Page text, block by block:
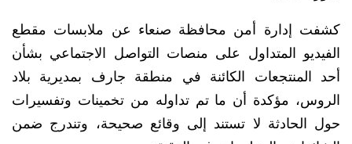
كشفت إدارة أمن محافظة صنعاء عن ملابسات مقطع
الفيديو المتداول على منصات التواصل الاجتماعي بشأن
أحد المنتجعات الكائنة في منطقة جارف بمديرية بلاد
الروس، مؤكدة أن ما تم تداوله من تخمينات وتفسيرات
حول الحادثة لا تستند إلى وقائع صحيحة، وتندرج ضمن